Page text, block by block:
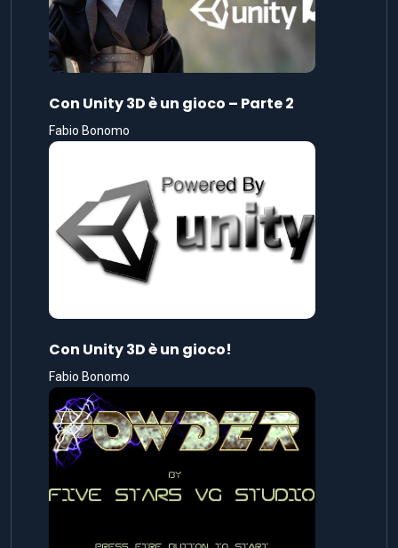
Con Unity 3D è un gioco – Parte 2
Fabio Bonomo
Con Unity 3D è un gioco!
Fabio Bonomo